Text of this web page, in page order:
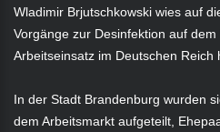
Wladimir Brjutschkowski wies auf
Vorgänge zur Desinfektion auf
Arbeitseinsatz im Deutschen Reich
In der Stadt Brandenburg wurden
dem Arbeitsmarkt aufgeteilt,